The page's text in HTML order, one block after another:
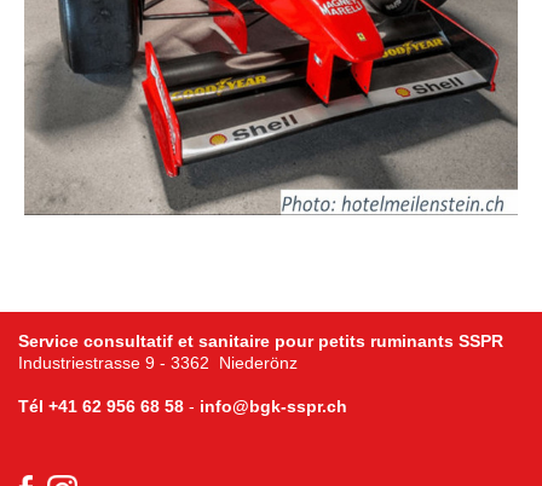
Service consultatif et sanitaire pour petits ruminants SSPR
Industriestrasse 9 - 3362 Niederönz
Tél +41 62 956 68 58 - info@bgk-sspr.ch